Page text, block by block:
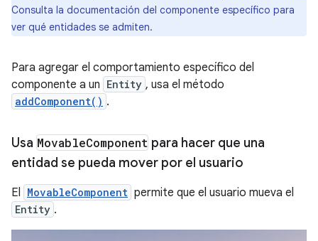
Consulta la documentación del componente específico para
ver qué entidades se admiten.
Para agregar el comportamiento específico del
componente a un Entity , usa el método
addComponent() .
Usa MovableComponent para hacer que una
entidad se pueda mover por el usuario
El MovableComponent permite que el usuario mueva el
Entity .